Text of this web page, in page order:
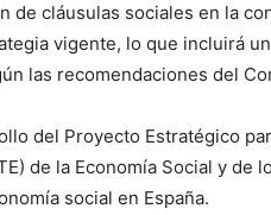
de cláusulas sociales en la
vigente, lo que incluirá
las recomendaciones del
del Proyecto Estratégico
de la Economía Social y de
social en España.